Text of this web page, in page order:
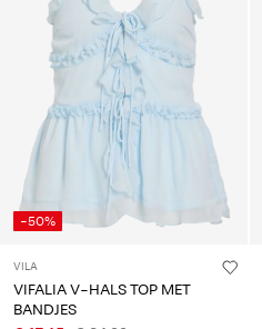
-50%
VILA
VIFALIA V-HALS TOP MET
BANDJES